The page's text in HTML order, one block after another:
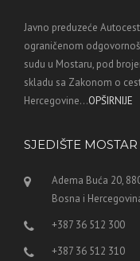
Javno preduzeće
ograničenom
sudu u Mostaru, pod
skladu sa Zakonom o
Hercegovine...OPŠIRNIJE
SJEDIŠTE MOSTAR
Adema Buća 20,
Bosna i
+387 36 512 300
+387 36 512 310